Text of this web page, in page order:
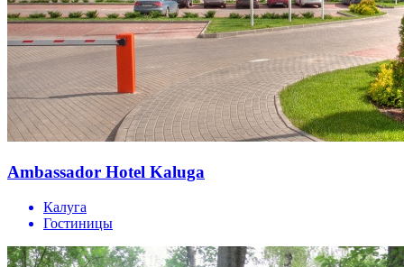
Ambassador Hotel Kaluga
Калуга
Гостиницы